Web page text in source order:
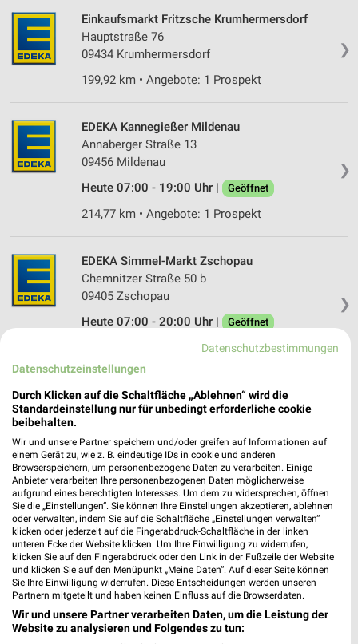
❯
Einkaufsmarkt Fritzsche Krumhermersdorf
Hauptstraße 76
09434 Krumhermersdorf
199,92 km • Angebote: 1 Prospekt
❯
EDEKA Kannegießer Mildenau
Annaberger Straße 13
09456 Mildenau
Heute 07:00 - 19:00 Uhr |
Geöffnet
214,77 km • Angebote: 1 Prospekt
❯
EDEKA Simmel-Markt Zschopau
Chemnitzer Straße 50 b
09405 Zschopau
Heute 07:00 - 20:00 Uhr |
Geöffnet
198,19 km • Angebote: 1 Prospekt
Glaeßer Annaberg-Buchholz
B.-Uthmann-Ring 46
Heute 07:00 - 20:00 Uhr | Geöffnet
215,86 km • Angebote: 2 Prospekte
Pröger Burkhardtsdorf
Untere Hauptstraße 39
09235 Burkhardtsdorf
Heute 07:00 - 20:00 Uhr | Geöffnet
201,25 km • Angebote: 2 Prospekte
Datenschutzbestimmungen
Datenschutzeinstellungen
Durch Klicken auf die Schaltfläche „Ablehnen“ wird die
Standardeinstellung nur für unbedingt erforderliche cookie
beibehalten.
Wir und unsere Partner speichern und/oder greifen auf Informationen auf
einem Gerät zu, wie z. B. eindeutige IDs in cookie und anderen
Browserspeichern, um personenbezogene Daten zu verarbeiten. Einige
Anbieter verarbeiten Ihre personenbezogenen Daten möglicherweise
aufgrund eines berechtigten Interesses. Um dem zu widersprechen, öffnen
Sie die „Einstellungen“. Sie können Ihre Einstellungen akzeptieren, ablehnen
oder verwalten, indem Sie auf die Schaltfläche „Einstellungen verwalten“
klicken oder jederzeit auf die Fingerabdruck-Schaltfläche in der linken
unteren Ecke der Website klicken. Um Ihre Einwilligung zu widerrufen,
klicken Sie auf den Fingerabdruck oder den Link in der Fußzeile der Website
und klicken Sie auf den Menüpunkt „Meine Daten“. Auf dieser Seite können
Sie Ihre Einwilligung widerrufen. Diese Entscheidungen werden unseren
Partnern mitgeteilt und haben keinen Einfluss auf die Browserdaten.
Wir und unsere Partner verarbeiten Daten, um die Leistung der
Website zu analysieren und Folgendes zu tun: